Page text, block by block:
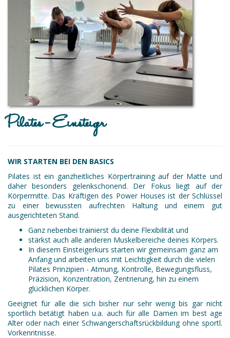
Pilates - Einsteiger
WIR STARTEN BEI DEN BASICS
Pilates ist ein ganzheitliches Körpertraining auf der Matte und
daher besonders gelenkschonend. Der Fokus liegt auf der
Körpermitte. Das Kräftigen des Power Houses ist der Schlüssel
zu einer bewussten aufrechten Haltung und einem gut
ausgerichteten Stand.
Ganz nebenbei trainierst du deine Flexibilität und
stärkst auch alle anderen Muskelbereiche deines Körpers.
In diesem Einsteigerkurs starten wir gemeinsam ganz am
Anfang und arbeiten uns mit Leichtigkeit durch die vielen
Pilates Prinzipien - Atmung, Kontrolle, Bewegungsfluss,
Präzision, Konzentration, Zentrierung, hin zu einem
glücklichen Körper.
Geeignet für alle die sich bisher nur sehr wenig bis gar nicht
sportlich betätigt haben u.a. auch für alle Damen im best age
Alter oder nach einer Schwangerschaftsrückbildung ohne sportl.
Vorkenntnisse.